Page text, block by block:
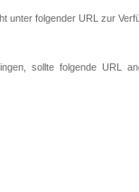
unter folgender URL zur
sollte folgende URL